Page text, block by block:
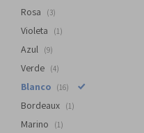
Rosa (3)
Violeta (1)
Azul (9)
Verde (4)
Blanco (16)
Bordeaux (1)
Marino (1)